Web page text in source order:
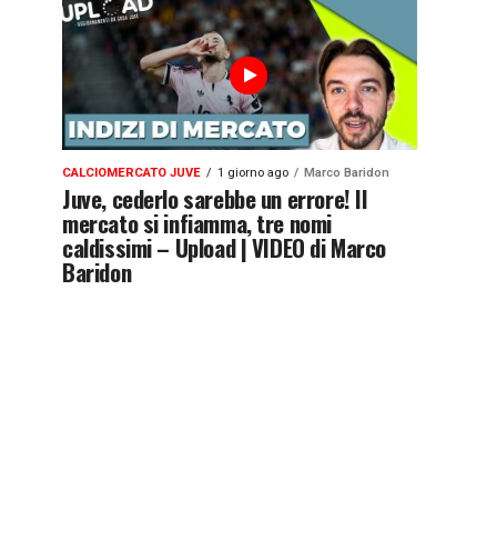
CALCIOMERCATO JUVE 1 giorno ago Marco Baridon
Juve, cederlo sarebbe un errore! Il
mercato si infiamma, tre nomi
caldissimi – Upload | VIDEO di Marco
Baridon